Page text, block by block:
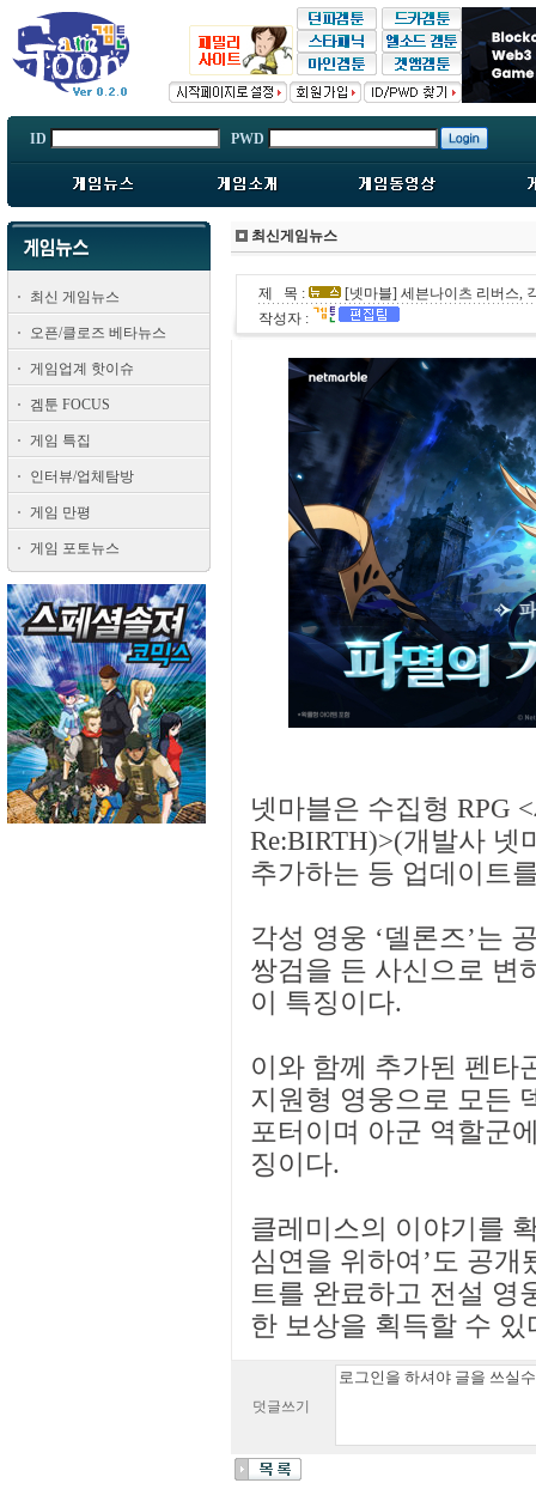
ID PWD
최신 게임뉴스
오픈/클로즈 베타뉴스
게임업계 핫이슈
겜툰 FOCUS
게임 특집
인터뷰/업체탐방
게임 만평
게임 포토뉴스
최신게임뉴스
제 목 :
[넷마블] 세븐나이츠 리버스,
작성자 :
넷마블은 수집형 RPG
Re:BIRTH)>(개발사 넷
추가하는 등 업데이트
각성 영웅 ‘델론즈’는
쌍검을 든 사신으로 변
이 특징이다.
이와 함께 추가된 펜타
지원형 영웅으로 모든
포터이며 아군 역할군
징이다.
클레미스의 이야기를
심연을 위하여’도 공
트를 완료하고 전설 영
한 보상을 획득할 수 있
덧글쓰기